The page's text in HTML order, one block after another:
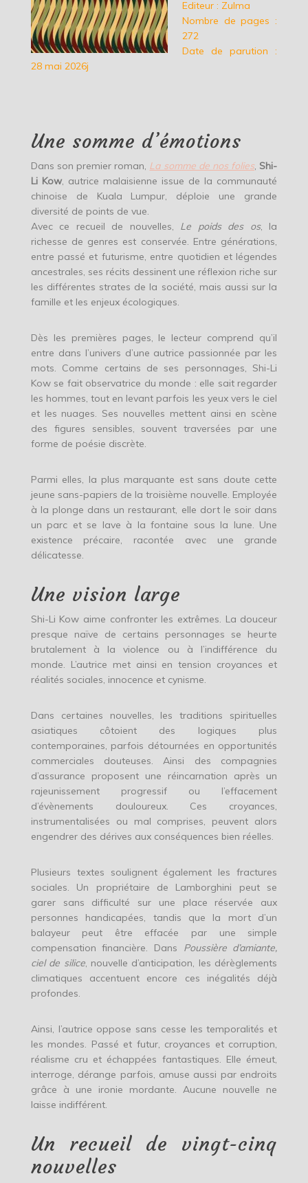
Editeur : Zulma
Nombre de pages :
272
Date de parution :
28 mai 2026j
Une somme d’émotions
Dans son premier roman, La somme de nos folies, Shi-
Li Kow, autrice malaisienne issue de la communauté
chinoise de Kuala Lumpur, déploie une grande
diversité de points de vue.
Avec ce recueil de nouvelles, Le poids des os, la
richesse de genres est conservée. Entre générations,
entre passé et futurisme, entre quotidien et légendes
ancestrales, ses récits dessinent une réflexion riche sur
les différentes strates de la société, mais aussi sur la
famille et les enjeux écologiques.
Dès les premières pages, le lecteur comprend qu’il
entre dans l’univers d’une autrice passionnée par les
mots. Comme certains de ses personnages, Shi-Li
Kow se fait observatrice du monde : elle sait regarder
les hommes, tout en levant parfois les yeux vers le ciel
et les nuages. Ses nouvelles mettent ainsi en scène
des figures sensibles, souvent traversées par une
forme de poésie discrète.
Parmi elles, la plus marquante est sans doute cette
jeune sans-papiers de la troisième nouvelle. Employée
à la plonge dans un restaurant, elle dort le soir dans
un parc et se lave à la fontaine sous la lune. Une
existence précaire, racontée avec une grande
délicatesse.
Une vision large
Shi-Li Kow aime confronter les extrêmes. La douceur
presque naïve de certains personnages se heurte
brutalement à la violence ou à l’indifférence du
monde. L’autrice met ainsi en tension croyances et
réalités sociales, innocence et cynisme.
Dans certaines nouvelles, les traditions spirituelles
asiatiques côtoient des logiques plus
contemporaines, parfois détournées en opportunités
commerciales douteuses. Ainsi des compagnies
d’assurance proposent une réincarnation après un
rajeunissement progressif ou l’effacement
d’évènements douloureux. Ces croyances,
instrumentalisées ou mal comprises, peuvent alors
engendrer des dérives aux conséquences bien réelles.
Plusieurs textes soulignent également les fractures
sociales. Un propriétaire de Lamborghini peut se
garer sans difficulté sur une place réservée aux
personnes handicapées, tandis que la mort d’un
balayeur peut être effacée par une simple
compensation financière. Dans Poussière d’amiante,
ciel de silice, nouvelle d’anticipation, les dérèglements
climatiques accentuent encore ces inégalités déjà
profondes.
Ainsi, l’autrice oppose sans cesse les temporalités et
les mondes. Passé et futur, croyances et corruption,
réalisme cru et échappées fantastiques. Elle émeut,
interroge, dérange parfois, amuse aussi par endroits
grâce à une ironie mordante. Aucune nouvelle ne
laisse indifférent.
Un recueil de vingt-cinq
nouvelles